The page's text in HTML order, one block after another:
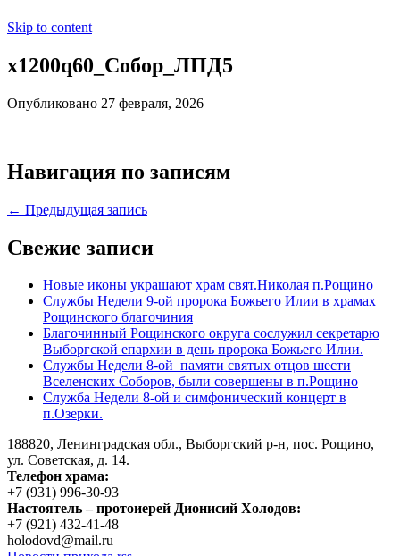
Skip to content
x1200q60_Собор_ЛПД5
Опубликовано 27 февраля, 2026
Навигация по записям
← Предыдущая запись
Свежие записи
Новые иконы украшают храм свят.Николая п.Рощино
Службы Недели 9-ой пророка Божьего Илии в храмах
Рощинского благочиния
Благочинный Рощинского округа сослужил секретарю
Выборгской епархии в день пророка Божьего Илии.
Службы Недели 8-ой памяти святых отцов шести
Вселенских Соборов, были совершены в п.Рощино
Служба Недели 8-ой и симфонический концерт в
п.Озерки.
188820, Ленинградская обл., Выборгский р-н, пос. Рощино,
ул. Советская, д. 14.
Телефон храма:
+7 (931) 996-30-93
Настоятель – протоиерей Дионисий Холодов:
+7 (921) 432-41-48
holodovd@mail.ru